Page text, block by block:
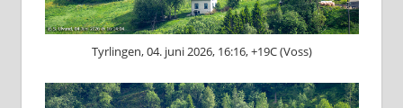
Tyrlingen, 04. juni 2026, 16:16, +19C (Voss)